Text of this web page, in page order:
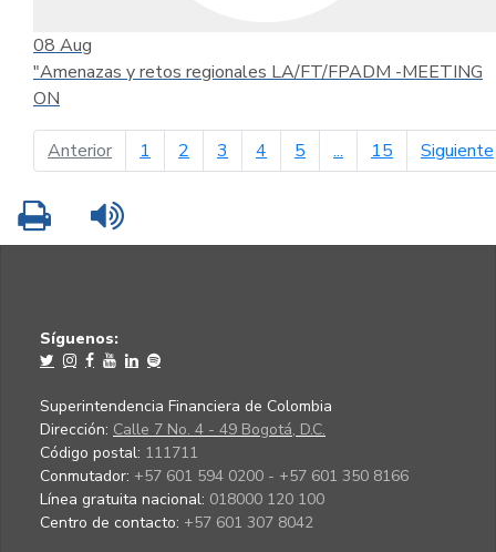
08 Aug
"Amenazas y retos regionales LA/FT/FPADM -MEETING
ON
Anteriorpágina anterior
1 2 3 4 5 ... 15 Siguiente
Imprimir
Síguenos:
Superintendencia Financiera de Colombia
Dirección: Calle 7 No. 4 - 49 Bogotá, D.C.
Código postal: 111711
Conmutador: +57 601 594 0200 - +57 601 350 8166
Línea gratuita nacional: 018000 120 100
Centro de contacto: +57 601 307 8042